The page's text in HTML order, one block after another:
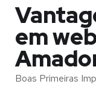
em
Boas Primeiras